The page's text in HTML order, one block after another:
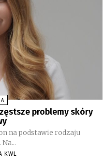
problemy skóry
na podstawie rodzaju
KWL